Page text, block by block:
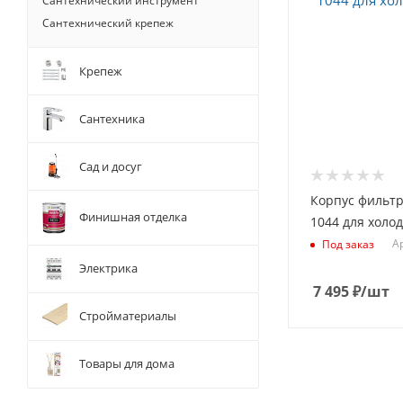
Корпус
1044 для
Под заказ
7 495₽/шт
Сантехнический крепеж
Крепеж
Сантехника
Сад и досуг
Финишная отделка
Электрика
Стройматериалы
Товары для дома